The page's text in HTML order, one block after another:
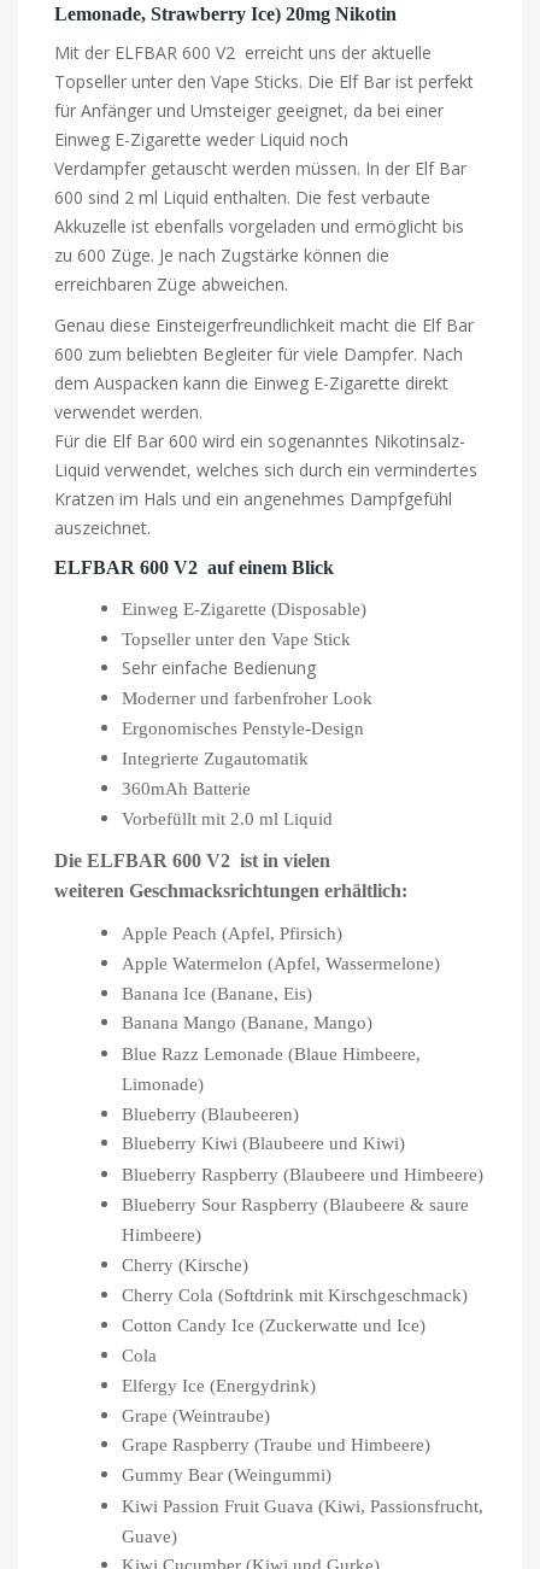
Lemonade, Strawberry Ice) 20mg Nikotin
Mit der ELFBAR 600 V2 erreicht uns der aktuelle
Topseller unter den Vape Sticks. Die Elf Bar ist perfekt
für Anfänger und Umsteiger geeignet, da bei einer
Einweg E-Zigarette weder Liquid noch
Verdampfer getauscht werden müssen. In der Elf Bar
600 sind 2 ml Liquid enthalten. Die fest verbaute
Akkuzelle ist ebenfalls vorgeladen und ermöglicht bis
zu 600 Züge. Je nach Zugstärke können die
erreichbaren Züge abweichen.
Genau diese Einsteigerfreundlichkeit macht die Elf Bar
600 zum beliebten Begleiter für viele Dampfer. Nach
dem Auspacken kann die Einweg E-Zigarette direkt
verwendet werden.
Für die Elf Bar 600 wird ein sogenanntes Nikotinsalz-
Liquid verwendet, welches sich durch ein vermindertes
Kratzen im Hals und ein angenehmes Dampfgefühl
auszeichnet.
ELFBAR 600 V2 auf einem Blick
Einweg E-Zigarette (Disposable)
Topseller unter den Vape Stick
Sehr einfache Bedienung
Moderner und farbenfroher Look
Ergonomisches Penstyle-Design
Integrierte Zugautomatik
360mAh Batterie
Vorbefüllt mit 2.0 ml Liquid
Die ELFBAR 600 V2 ist in vielen
weiteren Geschmacksrichtungen erhältlich:
Apple Peach (Apfel, Pfirsich)
Apple Watermelon (Apfel, Wassermelone)
Banana Ice (Banane, Eis)
Banana Mango (Banane, Mango)
Blue Razz Lemonade (Blaue Himbeere,
Limonade)
Blueberry (Blaubeeren)
Blueberry Kiwi (Blaubeere und Kiwi)
Blueberry Raspberry (Blaubeere und Himbeere)
Blueberry Sour Raspberry (Blaubeere & saure
Himbeere)
Cherry (Kirsche)
Cherry Cola (Softdrink mit Kirschgeschmack)
Cotton Candy Ice (Zuckerwatte und Ice)
Cola
Elfergy Ice (Energydrink)
Grape (Weintraube)
Grape Raspberry (Traube und Himbeere)
Gummy Bear (Weingummi)
Kiwi Passion Fruit Guava (Kiwi, Passionsfrucht,
Guave)